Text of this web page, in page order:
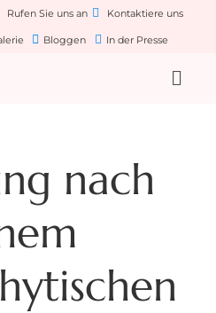
Rufen Sie uns an Kontaktiere uns
Bloggen In der Presse
nach